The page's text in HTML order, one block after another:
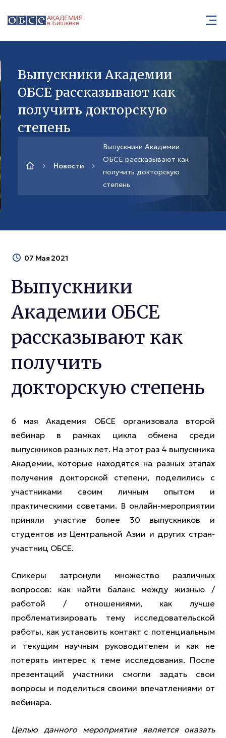
Выпускники Академии
ОБСЕ рассказывают как
получить докторскую
степень
Новости
Выпускники Академии
ОБСЕ рассказывают как
получить докторскую
степень
07 Мая 2021
Выпускники
Академии ОБСЕ
рассказывают как
получить
докторскую степень
6 мая Академия ОБСЕ организовала второй
вебинар в рамках цикла обмена среди
выпускников разных лет. На этот раз 4 выпускника
Академии, которые находятся на разных этапах
получения докторской степени, поделились с
участниками своим личным опытом и
практическими советами. В онлайн-мероприятии
приняли участие более 30 выпускников и
студентов из Центральной Азии и других стран-
участниц ОБСЕ.
Спикеры затронули множество различных
вопросов: как найти баланс между жизнью /
работой / отношениями, как лучше
проблематизировать тему исследовательской
работы, как установить контакт с потенциальным
и текущим научным руководителем и как не
потерять интерес к теме исследования. После
презентаций участники смогли задать свои
вопросы и поделиться своими впечатлениями от
вебинара.
Целью данного мероприятия является оказать